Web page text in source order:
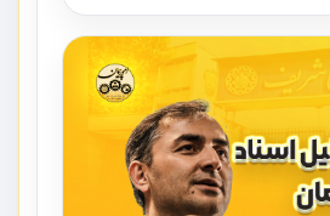
عملی ارائه شده است.